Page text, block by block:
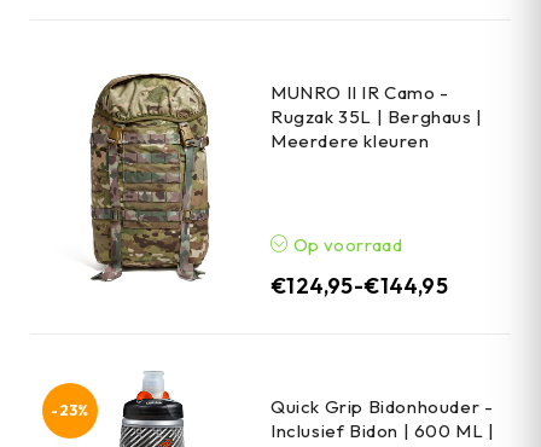
MUNRO II IR Camo -
Rugzak 35L | Berghaus |
Meerdere kleuren
Op voorraad
€124,95-€144,95
-23%
Quick Grip Bidonhouder -
Inclusief Bidon | 600 ML |